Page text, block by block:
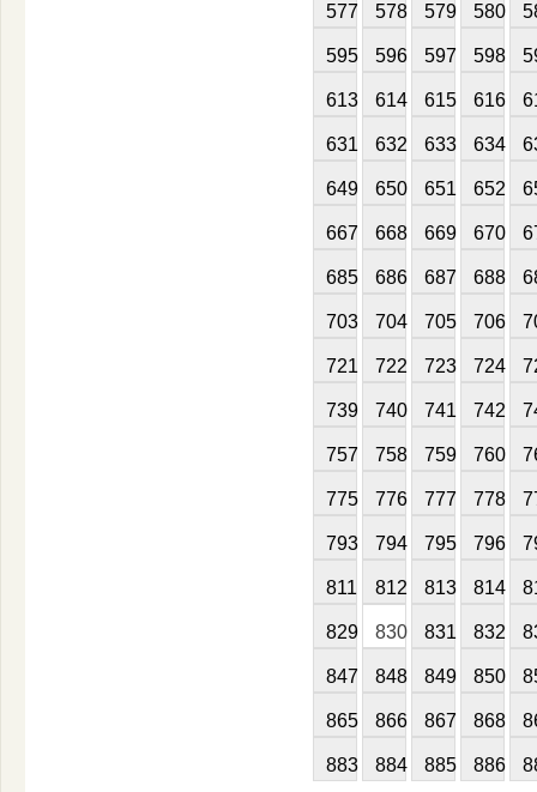
577 578 579 580
595 596 597 598
613 614 615 616
631 632 633 634
649 650 651 652
667 668 669 670
685 686 687 688
703 704 705 706
721 722 723 724
739 740 741 742
757 758 759 760
775 776 777 778
793 794 795 796
811 812 813 814
829 830 831 832
847 848 849 850
865 866 867 868
883 884 885 886